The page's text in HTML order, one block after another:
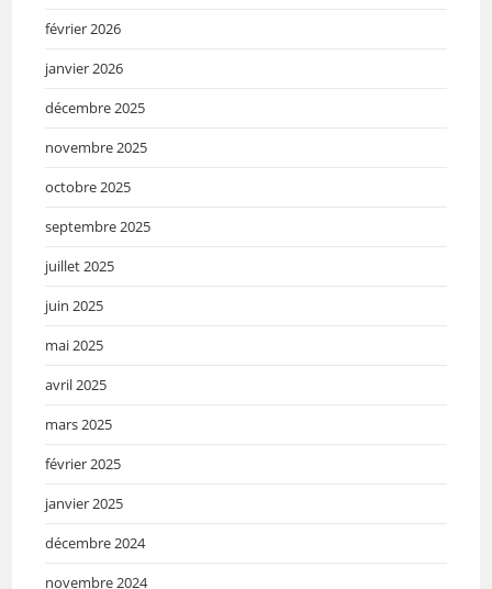
février 2026
janvier 2026
décembre 2025
novembre 2025
octobre 2025
septembre 2025
juillet 2025
juin 2025
mai 2025
avril 2025
mars 2025
février 2025
janvier 2025
décembre 2024
novembre 2024